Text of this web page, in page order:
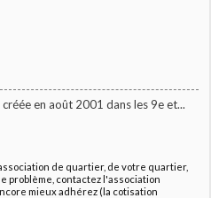
en août 2001 dans les 9e et...
de quartier, de votre quartier,
problème, contactez l'association
mieux adhérez (la cotisation